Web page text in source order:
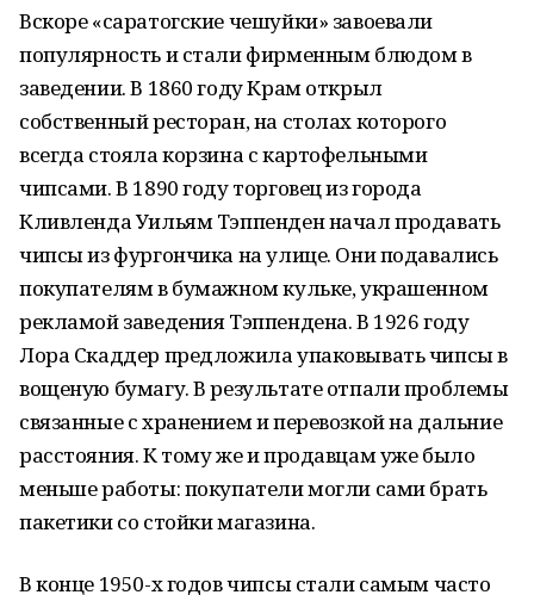
Вскоре «саратогские чешуйки» завоевали
популярность и стали фирменным блюдом в
заведении. В 1860 году Крам открыл
собственный ресторан, на столах которого
всегда стояла корзина с картофельными
чипсами. В 1890 году торговец из города
Кливленда Уильям Тэппенден начал продавать
чипсы из фургончика на улице. Они подавались
покупателям в бумажном кульке, украшенном
рекламой заведения Тэппендена. В 1926 году
Лора Скаддер предложила упаковывать чипсы в
вощеную бумагу. В результате отпали проблемы
связанные с хранением и перевозкой на дальние
расстояния. К тому же и продавцам уже было
меньше работы: покупатели могли сами брать
пакетики со стойки магазина.
В конце 1950-х годов чипсы стали самым часто